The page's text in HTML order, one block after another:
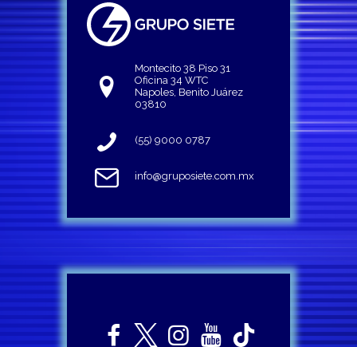
Montecito 38 Piso 31
Oficina 34 WTC
Napoles, Benito Juárez
03810
(55) 9000 0787
info@gruposiete.com.mx